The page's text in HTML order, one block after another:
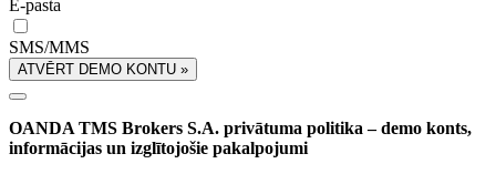
E-pasta
SMS/MMS
ATVĒRT DEMO KONTU »
OANDA TMS Brokers S.A. privātuma politika – demo konts,
informācijas un izglītojošie pakalpojumi